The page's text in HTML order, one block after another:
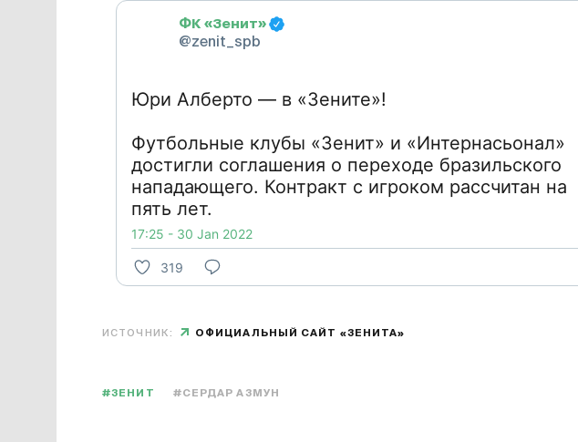
ФК «Зенит»
@zenit_spb
Юри Алберто — в «Зените»!
Футбольные клубы «Зенит» и «Интернасьонал»
достигли соглашения о переходе бразильского
нападающего. Контракт с игроком рассчитан на
пять лет.
17:25 - 30 Jan 2022
319
ИСТОЧНИК: ОФИЦИАЛЬНЫЙ САЙТ «ЗЕНИТА»
#ЗЕНИТ #СЕРДАР АЗМУН